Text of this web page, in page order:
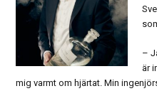
–
är
mig varmt om hjärtat. Min